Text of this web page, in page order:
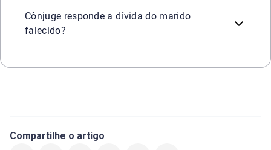
Cônjuge responde a dívida do marido
falecido?
Compartilhe o artigo